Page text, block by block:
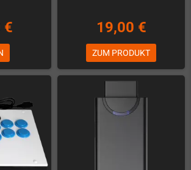
€ 19,00 €
ZUM PRODUKT